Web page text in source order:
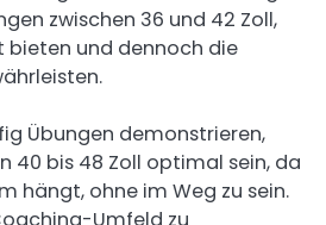
zwischen 36 und 42 Zoll,
bieten und dennoch die
Übungen demonstrieren,
40 bis 48 Zoll optimal sein, da
hängt, ohne im Weg zu sein.
Umfeld zu